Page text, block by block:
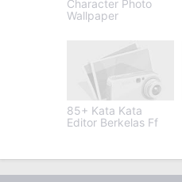
Character Photo
Wallpaper
85+ Kata Kata
Editor Berkelas Ff